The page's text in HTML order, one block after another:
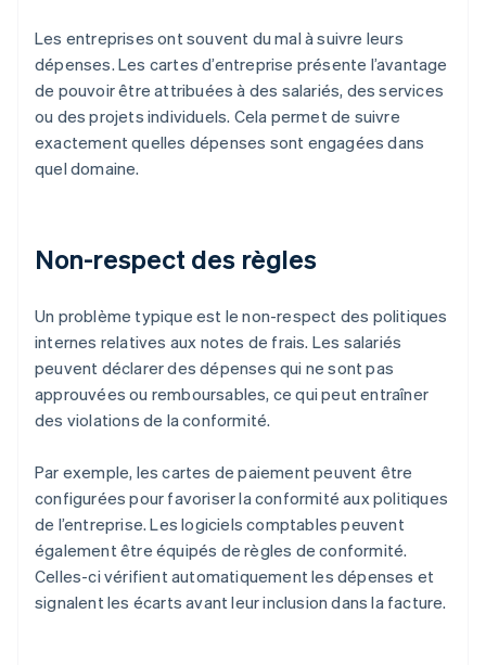
Les entreprises ont souvent du mal à suivre leurs
dépenses. Les cartes d’entreprise présente l’avantage
de pouvoir être attribuées à des salariés, des services
ou des projets individuels. Cela permet de suivre
exactement quelles dépenses sont engagées dans
quel domaine.
Non-respect des règles
Un problème typique est le non-respect des politiques
internes relatives aux notes de frais. Les salariés
peuvent déclarer des dépenses qui ne sont pas
approuvées ou remboursables, ce qui peut entraîner
des violations de la conformité.
Par exemple, les cartes de paiement peuvent être
configurées pour favoriser la conformité aux politiques
de l’entreprise. Les logiciels comptables peuvent
également être équipés de règles de conformité.
Celles-ci vérifient automatiquement les dépenses et
signalent les écarts avant leur inclusion dans la facture.